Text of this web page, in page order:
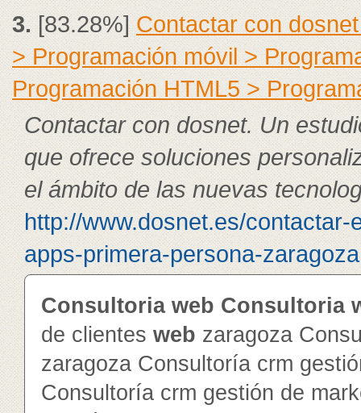
3.[83.28%]Contactar con
> Programación móvil >
Programación HTML5 >
Contactar con dosnet. Un
que ofrece soluciones
el ámbito de las nuevas
http://www.dosnet.es/
apps-primera-persona-
Consultoria web Consultoria
de clientes web zaragoza
zaragoza Consultoría crm
Consultoría crm gestión de